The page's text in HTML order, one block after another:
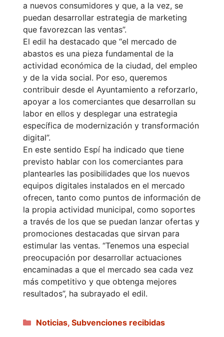
a nuevos consumidores y que, a la vez, se
puedan desarrollar estrategia de marketing
que favorezcan las ventas”.
El edil ha destacado que “el mercado de
abastos es una pieza fundamental de la
actividad económica de la ciudad, del empleo
y de la vida social. Por eso, queremos
contribuir desde el Ayuntamiento a reforzarlo,
apoyar a los comerciantes que desarrollan su
labor en ellos y desplegar una estrategia
específica de modernización y transformación
digital”.
En este sentido Espí ha indicado que tiene
previsto hablar con los comerciantes para
plantearles las posibilidades que los nuevos
equipos digitales instalados en el mercado
ofrecen, tanto como puntos de información de
la propia actividad municipal, como soportes
a través de los que se puedan lanzar ofertas y
promociones destacadas que sirvan para
estimular las ventas. “Tenemos una especial
preocupación por desarrollar actuaciones
encaminadas a que el mercado sea cada vez
más competitivo y que obtenga mejores
resultados”, ha subrayado el edil.
Categorías
Noticias, Subvenciones recibidas